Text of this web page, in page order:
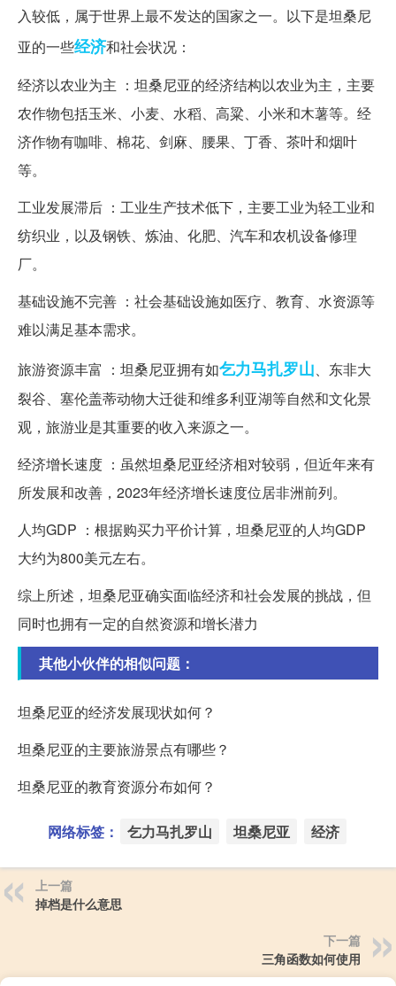
入较低，属于世界上最不发达的国家之一。以下是坦桑尼
亚的一些经济和社会状况：
经济以农业为主 ：坦桑尼亚的经济结构以农业为主，主要
农作物包括玉米、小麦、水稻、高粱、小米和木薯等。经
济作物有咖啡、棉花、剑麻、腰果、丁香、茶叶和烟叶
等。
工业发展滞后 ：工业生产技术低下，主要工业为轻工业和
纺织业，以及钢铁、炼油、化肥、汽车和农机设备修理
厂。
基础设施不完善 ：社会基础设施如医疗、教育、水资源等
难以满足基本需求。
旅游资源丰富 ：坦桑尼亚拥有如乞力马扎罗山、东非大
裂谷、塞伦盖蒂动物大迁徙和维多利亚湖等自然和文化景
观，旅游业是其重要的收入来源之一。
经济增长速度 ：虽然坦桑尼亚经济相对较弱，但近年来有
所发展和改善，2023年经济增长速度位居非洲前列。
人均GDP ：根据购买力平价计算，坦桑尼亚的人均GDP
大约为800美元左右。
综上所述，坦桑尼亚确实面临经济和社会发展的挑战，但
同时也拥有一定的自然资源和增长潜力
其他小伙伴的相似问题：
坦桑尼亚的经济发展现状如何？
坦桑尼亚的主要旅游景点有哪些？
坦桑尼亚的教育资源分布如何？
网络标签： 乞力马扎罗山 坦桑尼亚 经济
上一篇
掉档是什么意思
下一篇
三角函数如何使用